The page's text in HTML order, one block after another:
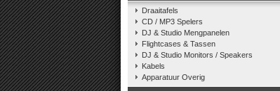
Draaitafels
CD / MP3 Spelers
DJ & Studio Mengpanelen
Flightcases & Tassen
DJ & Studio Monitors / Speakers
Kabels
Apparatuur Overig